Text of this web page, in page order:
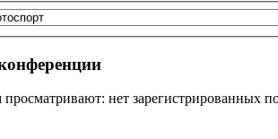
нет зарегистрированных